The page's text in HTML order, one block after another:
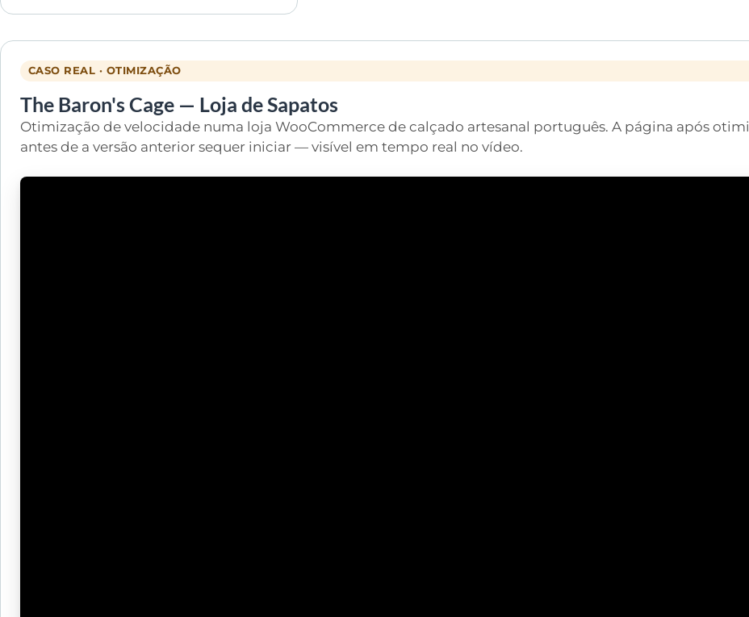
CASO REAL · OTIMIZAÇÃO
The Baron's Cage — Loja de Sapatos
Otimização de velocidade numa loja WooCommerce de calçado artesanal português. A página após
antes de a versão anterior sequer iniciar — visível em tempo real no vídeo.